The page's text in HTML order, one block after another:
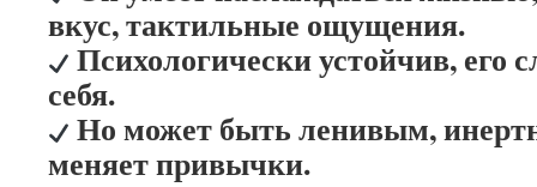
вкус, тактильные ощущения.
Психологически устойчив, его
себя.
Но может быть ленивым,
меняет привычки.